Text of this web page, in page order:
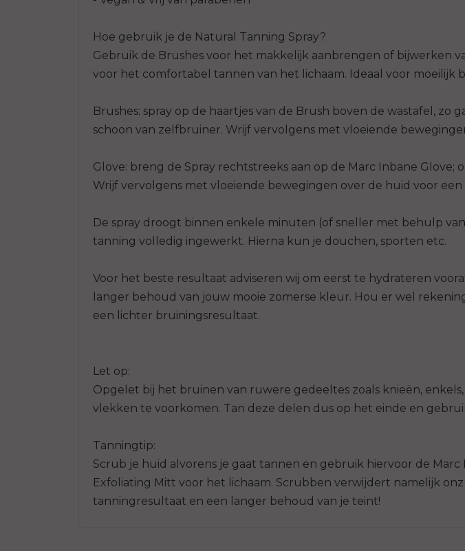
en polsen. Hier niet te veel en te hard over wrijven om vlekken te
Tan deze delen dus op het einde en gebruik hiervoor de laatste
tanning op de Glove.
Tanningtip:
Scrub je huid alvorens je gaat tannen en gebruik hiervoor de Marc
lichaam. Scrubben verwijdert namelijk onzuiverheden &
wat leidt tot een egaler tanningresultaat en een langer behoud van
Hoe gebruik je de Natural Tanning Spray?
Gebruik de Brushes voor het makkelijk aanbrengen of bijwerken
voor het comfortabel tannen van het lichaam. Ideaal voor
Brushes: spray op de haartjes van de Brush boven de wastafel,
schoon van zelfbruiner. Wrijf vervolgens met vloeiende
Glove: breng de Spray rechtstreeks aan op de Marc Inbane
Wrijf vervolgens met vloeiende bewegingen over de huid voor een
De spray droogt binnen enkele minuten (of sneller met behulp
tanning volledig ingewerkt. Hierna kun je douchen, sporten etc.
Voor het beste resultaat adviseren wij om eerst te hydrateren
langer behoud van jouw mooie zomerse kleur. Hou er wel
een lichter bruiningsresultaat.
Let op:
Opgelet bij het bruinen van ruwere gedeeltes zoals knieën,
vlekken te voorkomen. Tan deze delen dus op het einde en
Tanningtip:
Scrub je huid alvorens je gaat tannen en gebruik hiervoor de
Exfoliating Mitt voor het lichaam. Scrubben verwijdert namelijk
tanningresultaat en een langer behoud van je teint!​